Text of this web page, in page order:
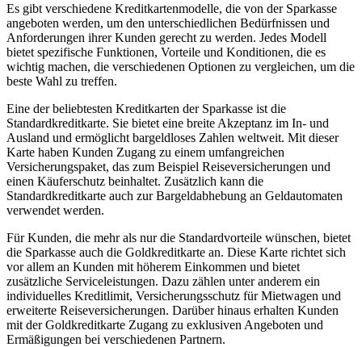
Es ​gibt verschiedene‌ Kreditkartenmodelle, die von der Sparkasse
‍angeboten werden, um den‍ unterschiedlichen Bedürfnissen und
Anforderungen ihrer ⁤Kunden gerecht ⁤zu​ werden. Jedes Modell‍
bietet ‌spezifische ⁢Funktionen, ‌Vorteile und ​Konditionen, die es
wichtig machen,⁢ die verschiedenen Optionen⁢ zu vergleichen, um‍ die
beste Wahl zu treffen.
Eine⁤ der beliebtesten Kreditkarten der Sparkasse ist die
Standardkreditkarte. Sie bietet eine breite Akzeptanz ​im In- und
Ausland​ und⁣ ermöglicht‌ bargeldloses Zahlen weltweit. Mit dieser
Karte haben Kunden Zugang zu einem ‌umfangreichen
‍Versicherungspaket, das zum ‌Beispiel Reiseversicherungen und
einen Käuferschutz beinhaltet. Zusätzlich ‌kann die
Standardkreditkarte auch‍ zur Bargeldabhebung ⁢an ​Geldautomaten
verwendet werden.
Für Kunden, die ​mehr als nur ‌die Standardvorteile wünschen, bietet⁤
die ‍Sparkasse auch die ⁢Goldkreditkarte an.‍ Diese Karte richtet sich
vor allem⁤ an Kunden mit höherem⁣ Einkommen und bietet
zusätzliche Serviceleistungen. Dazu zählen ⁣unter anderem ⁢ein
individuelles Kreditlimit, Versicherungsschutz für Mietwagen und
erweiterte Reiseversicherungen. Darüber hinaus erhalten Kunden
mit der Goldkreditkarte Zugang zu⁤ exklusiven Angeboten ​und
Ermäßigungen ‌bei verschiedenen ‍Partnern.